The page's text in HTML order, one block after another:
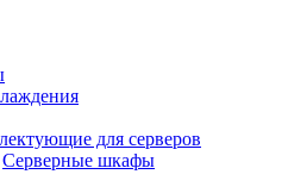
для серверов
Серверные шкафы